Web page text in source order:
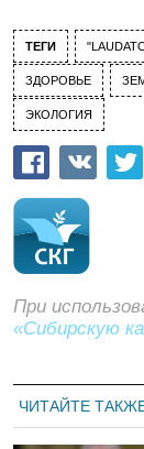
ТЕГИ
ЗДОРОВЬЕ
ЭКОЛОГИЯ
При
«Сибирскую
ЧИТАЙТЕ